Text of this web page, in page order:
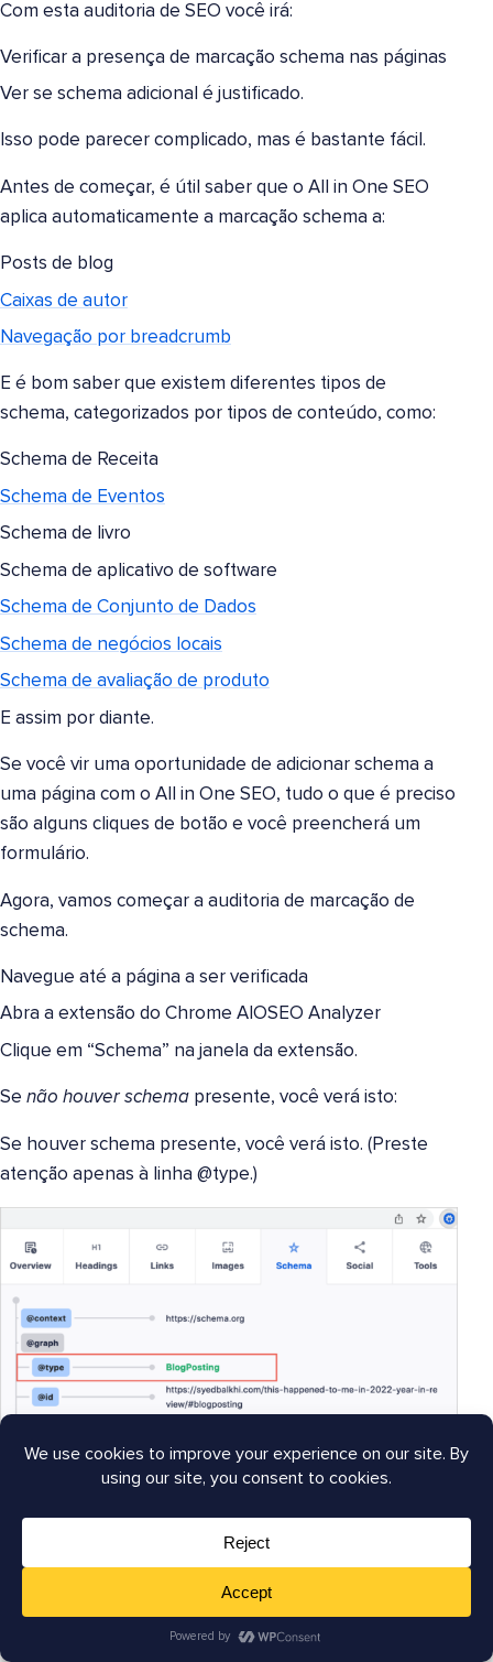
Com esta auditoria de SEO você irá:
Verificar a presença de marcação schema nas páginas
Ver se schema adicional é justificado.
Isso pode parecer complicado, mas é bastante fácil.
Antes de começar, é útil saber que o All in One SEO
aplica automaticamente a marcação schema a:
Posts de blog
Caixas de autor
Navegação por breadcrumb
E é bom saber que existem diferentes tipos de
schema, categorizados por tipos de conteúdo, como:
Schema de Receita
Schema de Eventos
Schema de livro
Schema de aplicativo de software
Schema de Conjunto de Dados
Schema de negócios locais
Schema de avaliação de produto
E assim por diante.
Se você vir uma oportunidade de adicionar schema a
uma página com o All in One SEO, tudo o que é preciso
são alguns cliques de botão e você preencherá um
formulário.
Agora, vamos começar a auditoria de marcação de
schema.
Navegue até a página a ser verificada
Abra a extensão do Chrome AIOSEO Analyzer
Clique em “Schema” na janela da extensão.
Se não houver schema presente, você verá isto:
Se houver schema presente, você verá isto. (Preste
atenção apenas à linha @type.)